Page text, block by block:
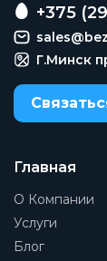
+375
Г.Минск
Главная
О Компании
Услуги
Блог